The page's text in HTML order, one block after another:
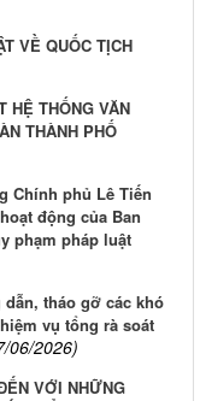
VỀ QUỐC TỊCH
HỆ THỐNG VĂN
THÀNH PHỐ
Chính phủ Lê Tiến
động của Ban
phạm pháp luật
tháo gỡ các khó
vụ tổng rà soát
06/2026)
VỚI NHỮNG